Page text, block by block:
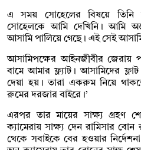
এ সময় সোহেলের বিষয়ে তিনি
সোহেলকে আমি দেখিনি। আমি
আসামি পালিয়ে গেছে। এই সেই
আসামিপক্ষের আইনজীবীর জেরায়
বামে আমার ফ্ল্যাট। আসামিদের
দেয়া হয়। তারা একরুম নিয়ে
রুমের দরজার বাইরে।’
এরপর তার মায়ের সাক্ষ্য গ্রহণ
ক্যামেরায় সাক্ষ্য দেন রামিসার
থেকে সবাইকে বের হওয়ার